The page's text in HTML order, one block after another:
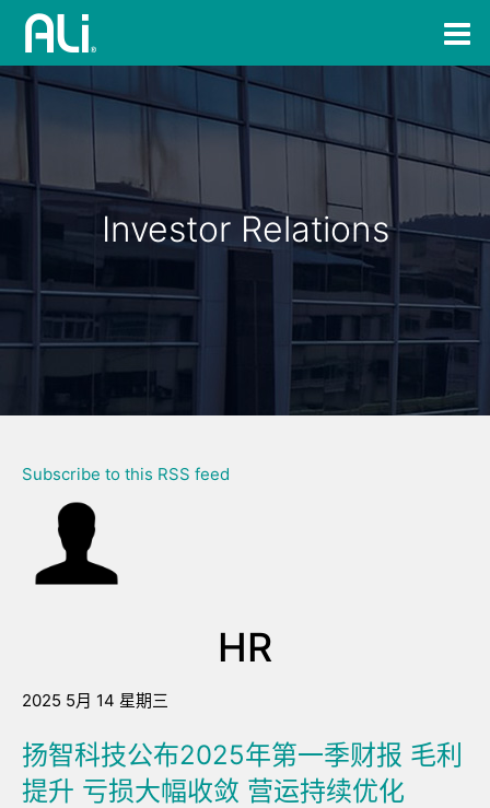
Investor Relations
Subscribe to this RSS feed
HR
2025 5月 14 星期三
扬智科技公布2025年第一季财报 毛利
提升 亏损大幅收敛 营运持续优化